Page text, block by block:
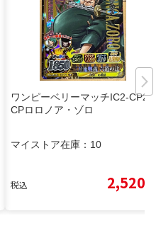
ワンピーベリーマッチIC2-CP2
CPロロノア・ゾロ
マイストア在庫： 10
税込 2,520